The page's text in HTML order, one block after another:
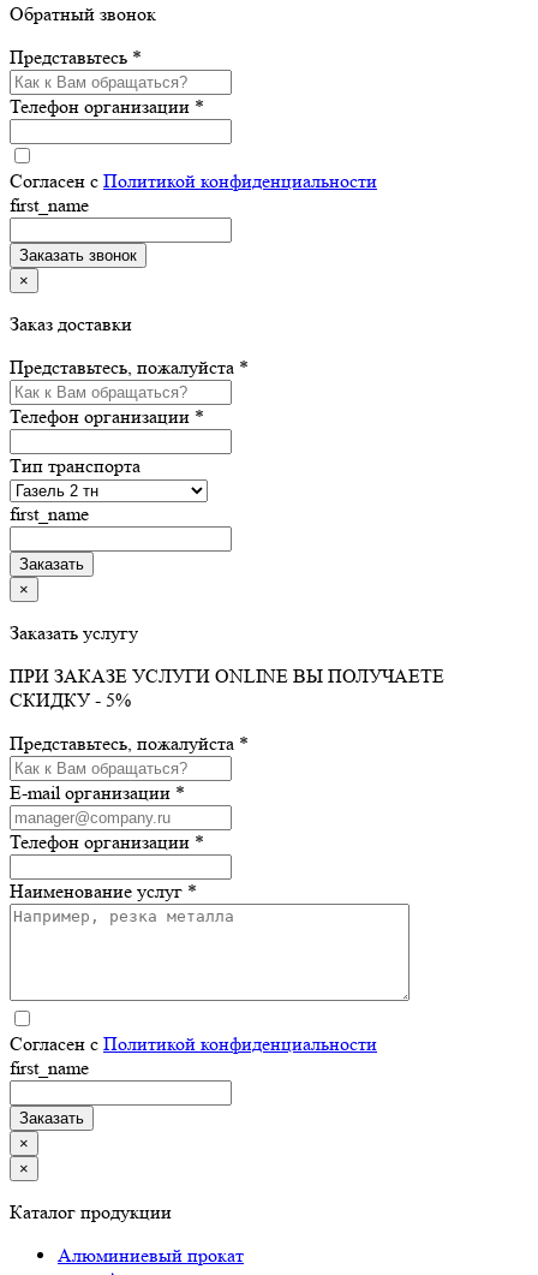
Обратный звонок
Представьтесь *
Телефон организации *
Согласен с Политикой конфиденциальности
first_name
×
Заказ доставки
Представьтесь, пожалуйста *
Телефон организации *
Тип транспорта
first_name
×
Заказать услугу
ПРИ ЗАКАЗЕ УСЛУГИ ONLINE ВЫ ПОЛУЧАЕТЕ
СКИДКУ - 5%
Представьтесь, пожалуйста *
E-mail организации *
Телефон организации *
Наименование услуг *
Согласен с Политикой конфиденциальности
first_name
×
×
Каталог продукции
Алюминиевый прокат